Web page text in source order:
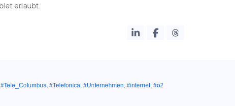
erlaubt.
#Tele_Columbus, #Telefonica, #Unternehmen, #internet, #o2